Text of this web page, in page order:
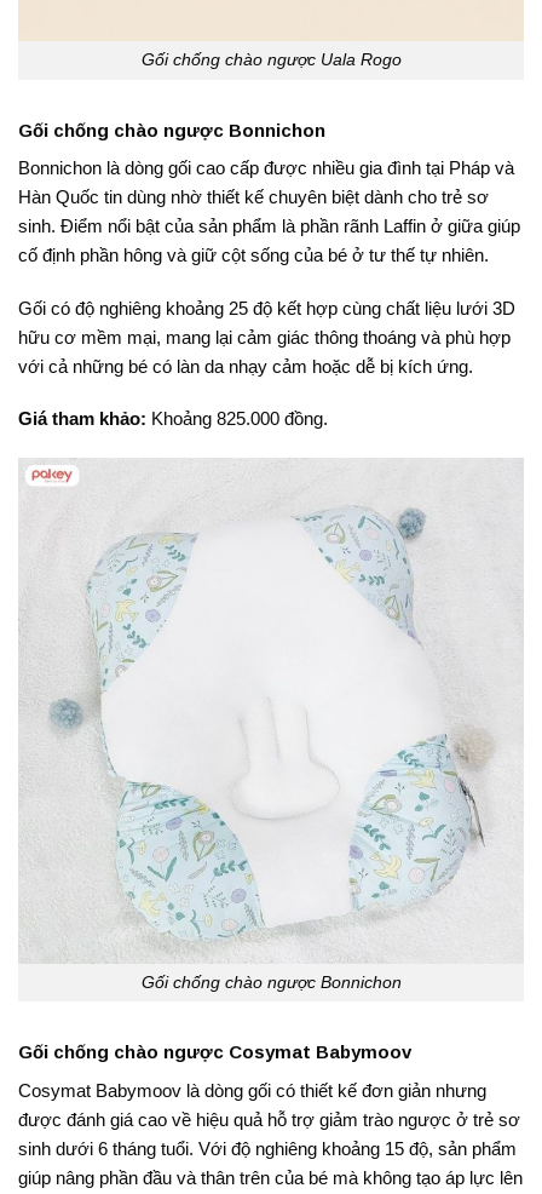
Gối chống chào ngược Uala Rogo
Gối chống chào ngược Bonnichon
Bonnichon là dòng gối cao cấp được nhiều gia đình tại Pháp và
Hàn Quốc tin dùng nhờ thiết kế chuyên biệt dành cho trẻ sơ
sinh. Điểm nổi bật của sản phẩm là phần rãnh Laffin ở giữa giúp
cố định phần hông và giữ cột sống của bé ở tư thế tự nhiên.
Gối có độ nghiêng khoảng 25 độ kết hợp cùng chất liệu lưới 3D
hữu cơ mềm mại, mang lại cảm giác thông thoáng và phù hợp
với cả những bé có làn da nhạy cảm hoặc dễ bị kích ứng.
Giá tham khảo: Khoảng 825.000 đồng.
Gối chống chào ngược Bonnichon
Gối chống chào ngược Cosymat Babymoov
Cosymat Babymoov là dòng gối có thiết kế đơn giản nhưng
được đánh giá cao về hiệu quả hỗ trợ giảm trào ngược ở trẻ sơ
sinh dưới 6 tháng tuổi. Với độ nghiêng khoảng 15 độ, sản phẩm
giúp nâng phần đầu và thân trên của bé mà không tạo áp lực lên